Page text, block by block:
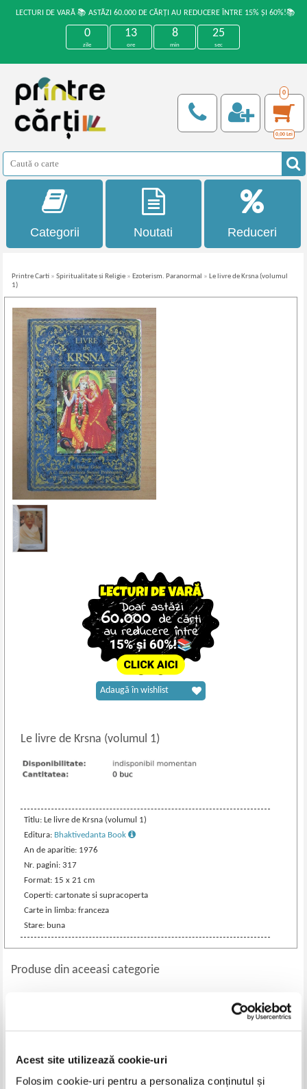
Acest site utilizează cookie-uri
Folosim cookie-uri pentru a personaliza conținutul și
LECTURI DE VARĂ 📚 ASTĂZI 60.000 DE CĂRȚI AU REDUCERE ÎNTRE 15% ȘI 60%!📚
0
zile
13
ore
8
min
25
sec
0
0,00 Lei
Categorii Noutati Reduceri
Printre Carti »Spiritualitate si Religie » Ezoterism. Paranormal » Le livre de Krsna (volumul
1)
Le livre de Krsna (volumul 1)
Titlu: Le livre de Krsna (volumul 1)
Editura: Bhaktivedanta Book
An de aparitie: 1976
Nr. pagini: 317
Format: 15 x 21 cm
Coperti: cartonate si supracoperta
Carte in limba: franceza
Stare: buna
Adaugă în wishlist
Produse din aceeasi categorie